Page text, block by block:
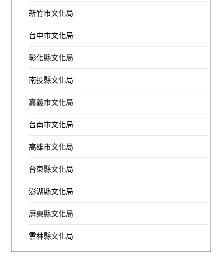
新竹市文化局
台中市文化局
彰化縣文化局
南投縣文化局
嘉義市文化局
台南市文化局
高雄市文化局
台東縣文化局
澎湖縣文化局
屏東縣文化局
雲林縣文化局